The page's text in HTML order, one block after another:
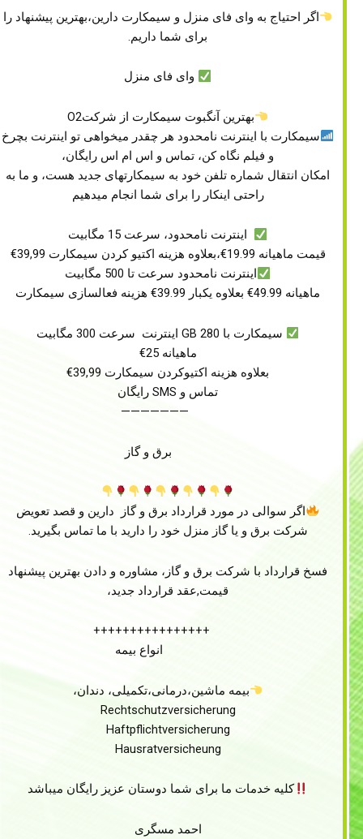
اگر احتیاج به وای فای منزل و سیمکارت دارین،بهترین پیشنهاد را
برای شما داریم.
وای فای منزل
بهترین آنگبوت سیمکارت از شرکتO2
سیمکارت با اینترنت نامحدود هر چقدر میخواهی تو اینترنت بچرخ
و فیلم نگاه کن، تماس و اس ام اس رایگان،
امکان انتقال شماره تلفن خود به سیمکارتهای جدید هست، و ما به
راحتی اینکار را برای شما انجام میدهیم
اینترنت نامحدود، سرعت 15 مگابیت
قیمت ماهیانه 19.99€،بعلاوه هزینه اکتیو کردن سیمکارت 39,99€
اینترنت نامحدود سرعت تا 500 مگابیت
ماهیانه 49.99€ بعلاوه یکبار 39.99€ هزینه فعالسازی سیمکارت
سیمکارت با 280 GB اینترنت سرعت 300 مگابیت
ماهیانه 25€
بعلاوه هزینه اکتیوکردن سیمکارت 39,99€
تماس و SMS رایگان
———————
برق و گاز
اگر سوالی در مورد قرارداد برق و گاز دارین و قصد تعویض
شرکت برق و یا گاز منزل خود را دارید با ما تماس بگیرید.
فسخ قرارداد با شرکت برق و گاز، مشاوره و دادن بهترین پیشنهاد
قیمت,عقد قرارداد جدید،
++++++++++++++++
انواع بیمه
بیمه ماشین،درمانی،تکمیلی، دندان،
Rechtschutzversicherung
Haftpflichtversicherung
Hausratversicheung
کلیه خدمات‌ ما برای شما دوستان عزیز رایگان میباشد
احمد مسگری